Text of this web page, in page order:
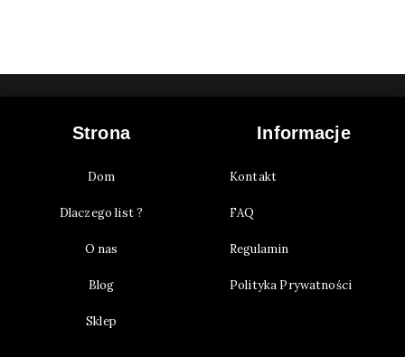
Strona
Dom
Dlaczego list ?
O nas
Blog
Sklep
Informacje
Kontakt
FAQ
Regulamin
Polityka Prywatności